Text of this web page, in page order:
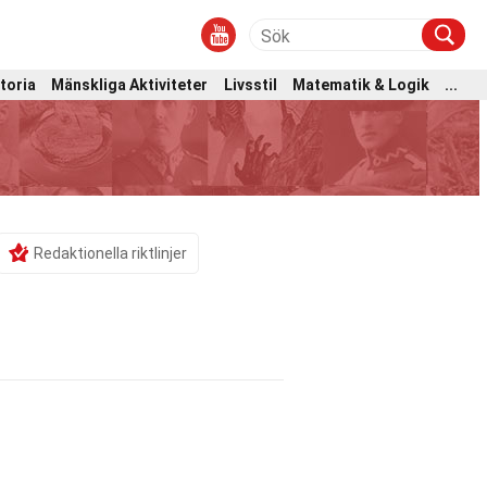
Mänskliga Aktiviteter Livsstil Matematik & Logik ...
Redaktionella riktlinjer